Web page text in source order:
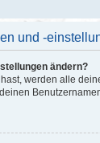
und -
ändern?
werden alle